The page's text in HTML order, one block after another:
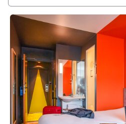
ดูรายละเอียด